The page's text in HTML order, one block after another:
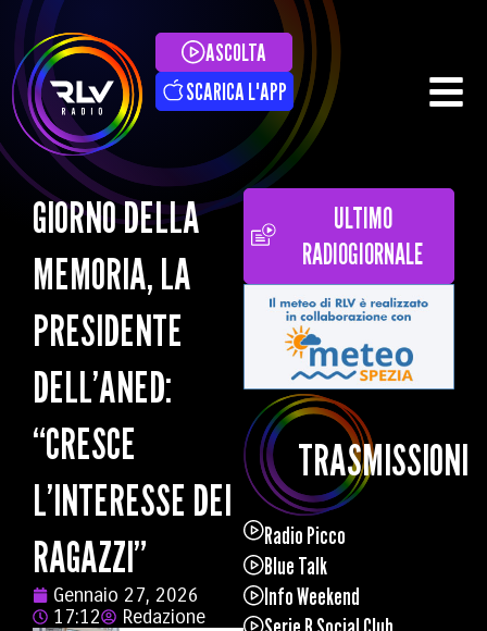
ASCOLTA
SCARICA L'APP
GIORNO DELLA
MEMORIA, LA
PRESIDENTE
DELL’ANED:
“CRESCE
L’INTERESSE DEI
RAGAZZI”
Gennaio 27, 2026
17:12
Redazione
ULTIMO
RADIOGIORNALE
TRASMISSIONI
Radio Picco
Blue Talk
Info Weekend